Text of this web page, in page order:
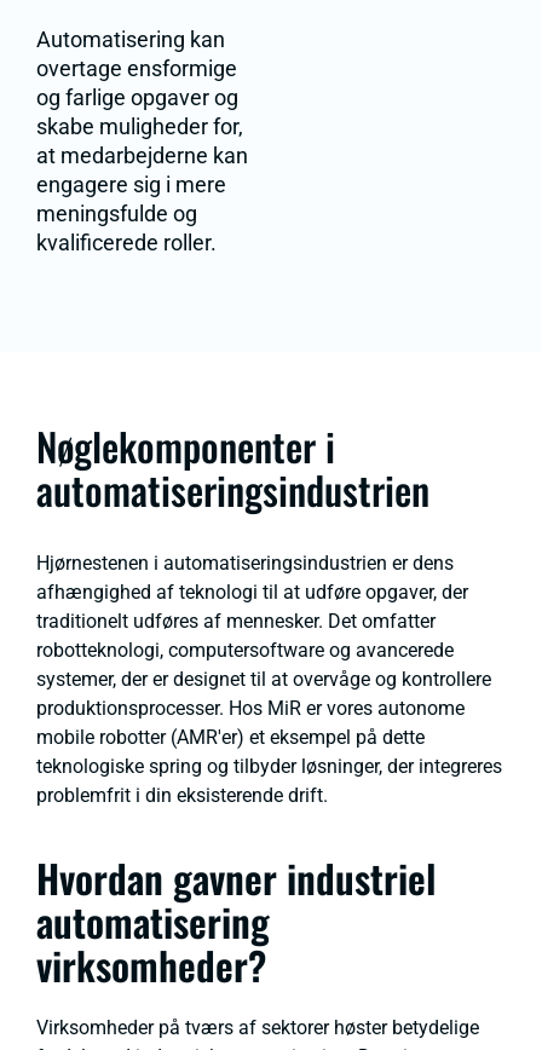
Automatisering kan
overtage ensformige
og farlige opgaver og
skabe muligheder for,
at medarbejderne kan
engagere sig i mere
meningsfulde og
kvalificerede roller.
Nøglekomponenter i
automatiseringsindustrien
Hjørnestenen i automatiseringsindustrien er dens
afhængighed af teknologi til at udføre opgaver, der
traditionelt udføres af mennesker. Det omfatter
robotteknologi, computersoftware og avancerede
systemer, der er designet til at overvåge og kontrollere
produktionsprocesser. Hos MiR er vores autonome
mobile robotter (AMR'er) et eksempel på dette
teknologiske spring og tilbyder løsninger, der integreres
problemfrit i din eksisterende drift.
Hvordan gavner industriel
automatisering
virksomheder?
Virksomheder på tværs af sektorer høster betydelige